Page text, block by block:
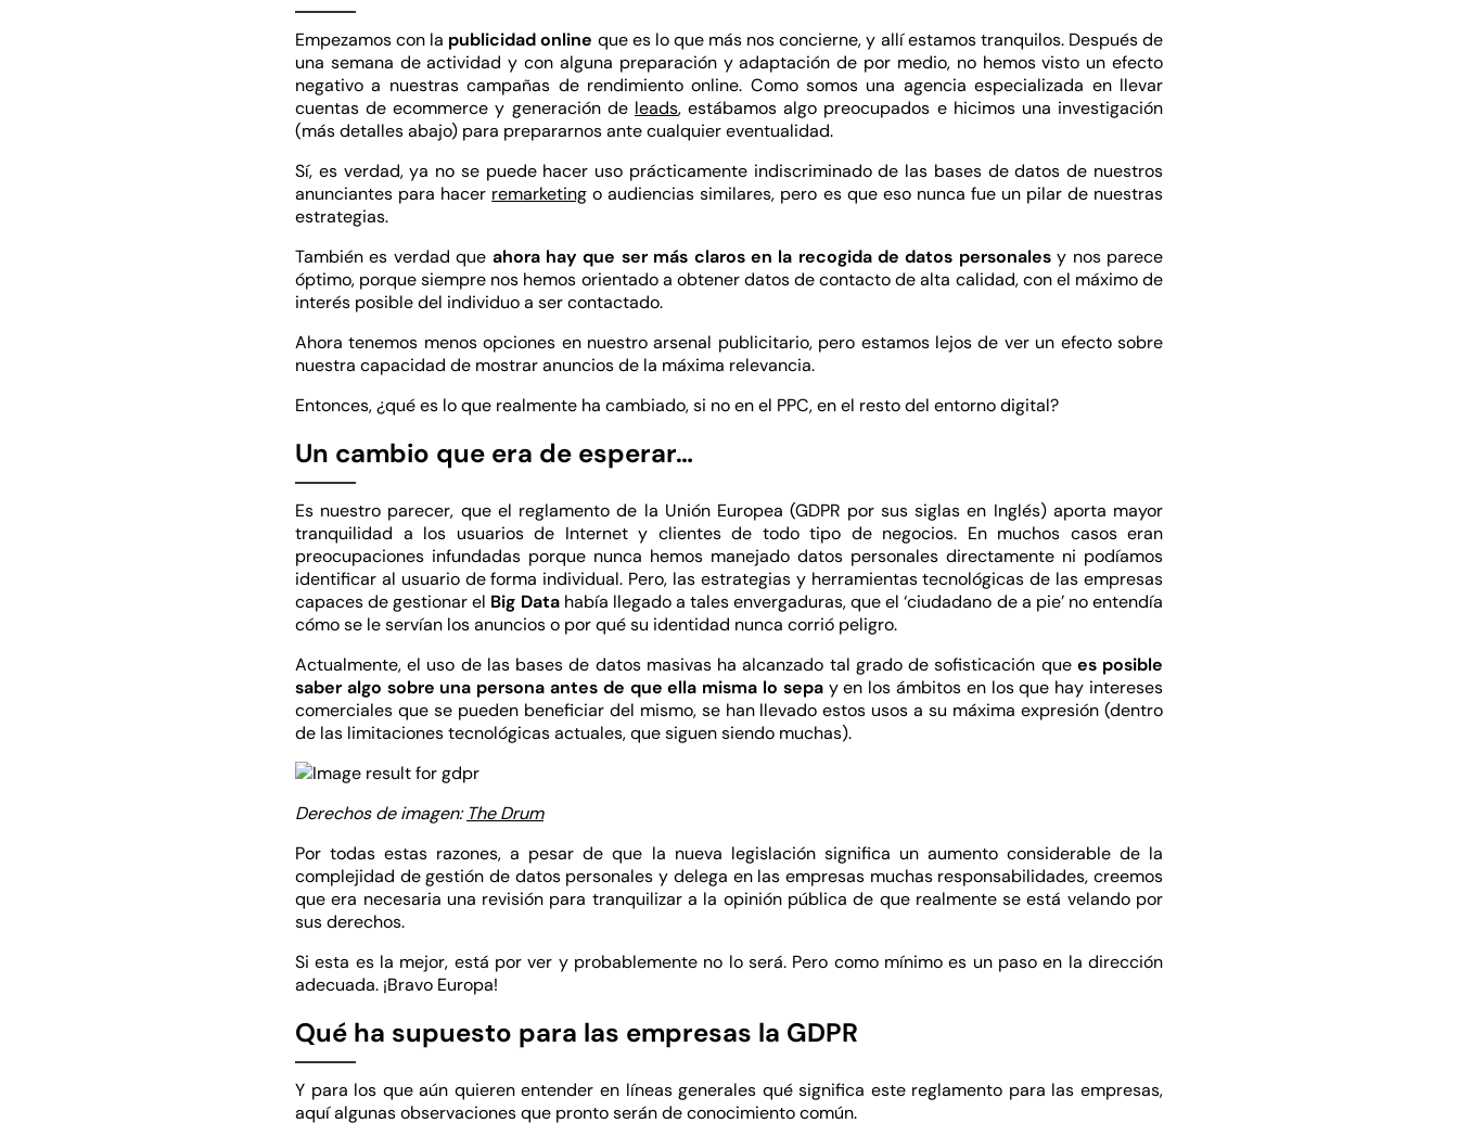
Empezamos con la publicidad online que es lo que más nos concierne, y allí estamos tranquilos. Después de
una semana de actividad y con alguna preparación y adaptación de por medio, no hemos visto un efecto
negativo a nuestras campañas de rendimiento online. Como somos una agencia especializada en llevar
cuentas de ecommerce y generación de leads, estábamos algo preocupados e hicimos una investigación
(más detalles abajo) para prepararnos ante cualquier eventualidad.
Sí, es verdad, ya no se puede hacer uso prácticamente indiscriminado de las bases de datos de nuestros
anunciantes para hacer remarketing o audiencias similares, pero es que eso nunca fue un pilar de nuestras
estrategias.
También es verdad que ahora hay que ser más claros en la recogida de datos personalesy nos parece
óptimo, porque siempre nos hemos orientado a obtener datos de contacto de alta calidad, con el máximo de
interés posible del individuo a ser contactado.
Ahora tenemos menos opciones en nuestro arsenal publicitario, pero estamos lejos de ver un efecto sobre
nuestra capacidad de mostrar anuncios de la máxima relevancia.
Entonces, ¿qué es lo que realmente ha cambiado, si no en el PPC, en el resto del entorno digital?
Un cambio que era de esperar…
Es nuestro parecer, que el reglamento de la Unión Europea (GDPR por sus siglas en Inglés) aporta mayor
tranquilidad a los usuarios de Internet y clientes de todo tipo de negocios. En muchos casos eran
preocupaciones infundadas porque nunca hemos manejado datos personales directamente ni podíamos
identificar al usuario de forma individual. Pero, las estrategias y herramientas tecnológicas de las empresas
capaces de gestionar el Big Datahabía llegado a tales envergaduras, que el ‘ciudadano de a pie’ no entendía
cómo se le servían los anuncios o por qué su identidad nunca corrió peligro.
Actualmente, el uso de las bases de datos masivas ha alcanzado tal grado de sofisticación que es posible
saber algo sobre una persona antes de que ella misma lo sepay en los ámbitos en los que hay intereses
comerciales que se pueden beneficiar del mismo, se han llevado estos usos a su máxima expresión (dentro
de las limitaciones tecnológicas actuales, que siguen siendo muchas).
Derechos de imagen: The Drum
Por todas estas razones, a pesar de que la nueva legislación significa un aumento considerable de la
complejidad de gestión de datos personales y delega en las empresas muchas responsabilidades, creemos
que era necesaria una revisión para tranquilizar a la opinión pública de que realmente se está velando por
sus derechos.
Si esta es la mejor, está por ver y probablemente no lo será. Pero como mínimo es un paso en la dirección
adecuada. ¡Bravo Europa!
Qué ha supuesto para las empresas la GDPR
Y para los que aún quieren entender en líneas generales qué significa este reglamento para las empresas,
aquí algunas observaciones que pronto serán de conocimiento común.